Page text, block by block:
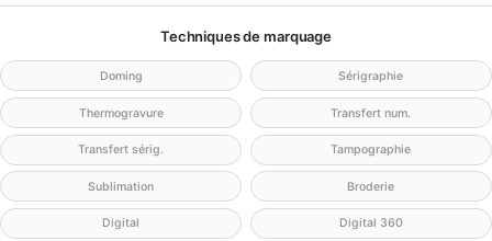
Techniques de marquage
Doming Sérigraphie
Thermogravure Transfert num.
Transfert sérig. Tampographie
Sublimation Broderie
Digital Digital 360